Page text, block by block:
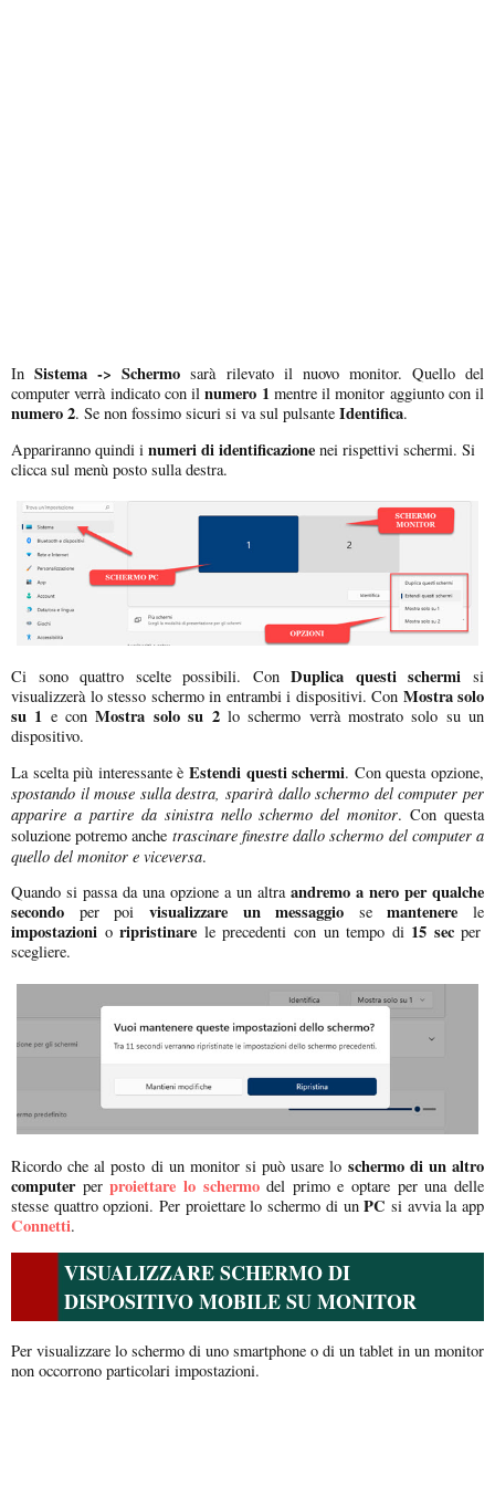
InSistema -> Schermo sarà rilevato il nuovo monitor. Quello del
computer verrà indicato con ilnumero 1mentre il monitor aggiunto con il
numero 2. Se non fossimo sicuri si va sul pulsante Identifica.
Appariranno quindi i numeri di identificazione nei rispettivi schermi. Si
clicca sul menù posto sulla destra.
Ci sono quattro scelte possibili. ConDuplica questi schermi si
visualizzerà lo stesso schermo in entrambi i dispositivi. Con Mostra solo
su 1 e conMostra solo su 2lo schermo verrà mostrato solo su un
dispositivo.
La scelta più interessante è Estendi questi schermi. Con questa opzione,
spostando il mouse sulla destra, sparirà dallo schermo del computer per
apparire a partire da sinistra nello schermo del monitor. Con questa
soluzione potremo anche trascinare finestre dallo schermo del computer a
quello del monitor e viceversa.
Quando si passa da una opzione a un altra andremo a nero per qualche
secondo per poi visualizzare un messaggio semantenere le
impostazioni oripristinare le precedenti con un tempo di 15 secper
scegliere.
Ricordo che al posto di un monitor si può usare lo schermo di un altro
computerperproiettare lo schermodel primo e optare per una delle
stesse quattro opzioni. Per proiettare lo schermo di unPC si avvia la app
Connetti.
VISUALIZZARE SCHERMO DI
DISPOSITIVO MOBILE SU MONITOR
Per visualizzare lo schermo di uno smartphone o di un tablet in un monitor
non occorrono particolari impostazioni.